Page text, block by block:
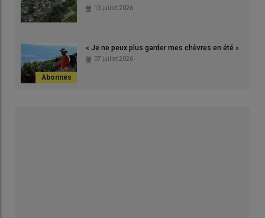
13 juillet 2026
« Je ne peux plus garder mes chèvres en été »
07 juillet 2026